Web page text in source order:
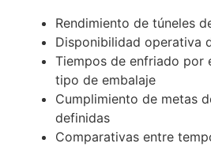
Rendimiento de túneles
Disponibilidad operativa
Tiempos de enfriado por
tipo de embalaje
Cumplimiento de metas
definidas
Comparativas entre